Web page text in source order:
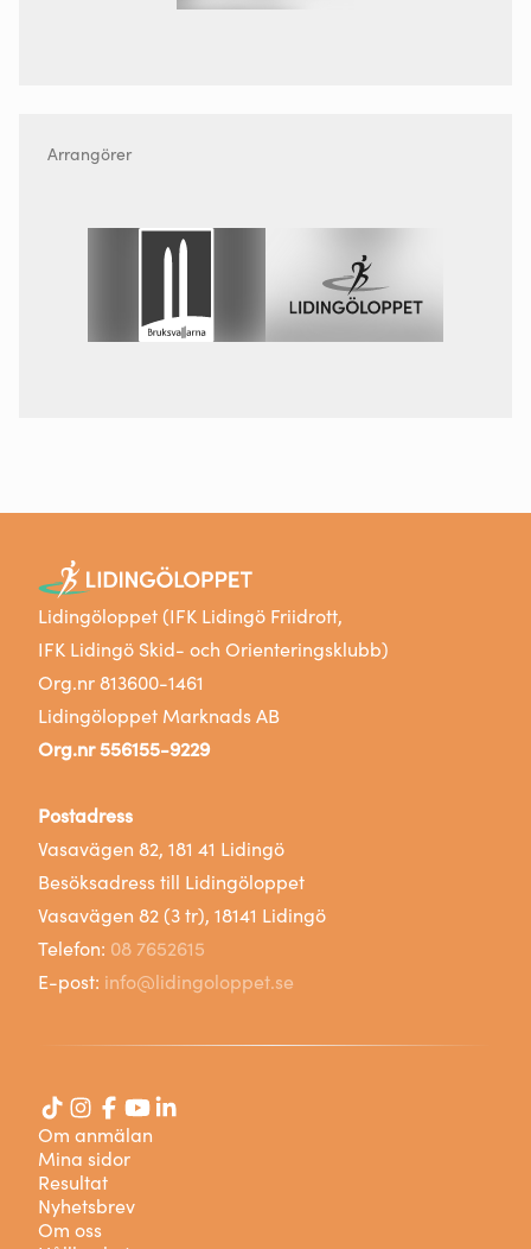
Arrangörer
Lidingöloppet (IFK Lidingö Friidrott,
IFK Lidingö Skid- och Orienteringsklubb)
Org.nr 813600-1461
Lidingöloppet Marknads AB
Org.nr 556155-9229
Postadress
Vasavägen 82, 181 41 Lidingö
Besöksadress till Lidingöloppet
Vasavägen 82 (3 tr), 18141 Lidingö
Telefon: 08 7652615
E-post: info@lidingoloppet.se
Om anmälan
Mina sidor
Resultat
Nyhetsbrev
Om oss